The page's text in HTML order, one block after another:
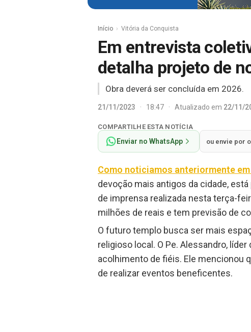
Início Vitória da Conquista
Em entrevista
detalha projeto de
Obra deverá ser concluída em 2026.
21/11/2023 · 18:47 · Atualizado em 22/11/
COMPARTILHE ESTA NOTÍCIA
Enviar no WhatsApp ou envie por
Como noticiamos anteriormente em
devoção mais antigos da cidade,
de imprensa realizada nesta terça-
milhões de reais e tem previsão de
O futuro templo busca ser mais
religioso local. O Pe. Alessandro,
acolhimento de fiéis. Ele mencionou
de realizar eventos beneficentes.